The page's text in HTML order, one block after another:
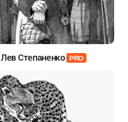
Лев Степаненко PRO